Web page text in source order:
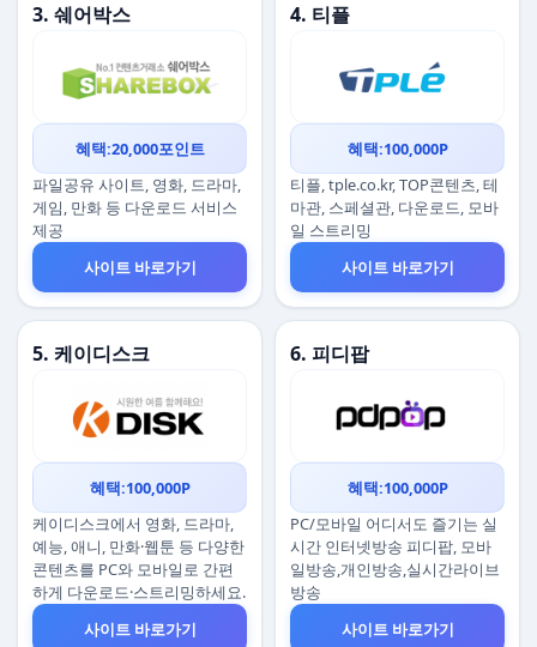
3. 쉐어박스
혜택:20,000포인트
파일공유 사이트, 영화, 드라마,
게임, 만화 등 다운로드 서비스
제공
사이트 바로가기
4. 티플
혜택:100,000P
티플, tple.co.kr, TOP콘텐츠, 테
마관, 스페셜관, 다운로드, 모바
일 스트리밍
사이트 바로가기
5. 케이디스크
혜택:100,000P
케이디스크에서 영화, 드라마,
예능, 애니, 만화·웹툰 등 다양한
콘텐츠를 PC와 모바일로 간편
하게 다운로드·스트리밍하세요.
사이트 바로가기
6. 피디팝
혜택:100,000P
PC/모바일 어디서도 즐기는 실
시간 인터넷방송 피디팝, 모바
일방송,개인방송,실시간라이브
방송
사이트 바로가기